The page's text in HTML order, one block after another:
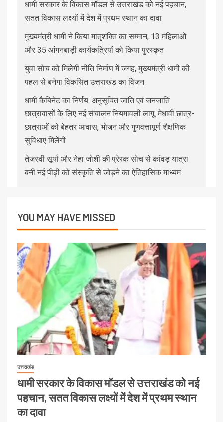
धामी सरकार के विकास मॉडल से उत्तराखंड को नई पहचान,
सतत विकास लक्ष्यों में देश में प्रथम स्थान का दावा
मुख्यमंत्री धामी ने किया मातृशक्ति का सम्मान, 13 महिलाओं
और 35 आंगनबाड़ी कार्यकत्रियों को किया पुरस्कृत
युवा सोच को मिलेगी नीति निर्माण में जगह, मुख्यमंत्री धामी की
पहल से बनेगा विकसित उत्तराखंड का विजन
धामी कैबिनेट का निर्णय: अनुसूचित जाति एवं जनजाति
छात्रावासों के लिए नई संचालन नियमावली लागू, मेधावी छात्र-
छात्राओं को बेहतर आवास, भोजन और गुणवत्तापूर्ण शैक्षणिक
सुविधाएं मिलेंगी
तेजस्वी सूर्या और नेहा जोशी की प्रेरक सोच से कांवड़ यात्रा
बनी नई पीढ़ी को संस्कृति से जोड़ने का ऐतिहासिक माध्यम
YOU MAY HAVE MISSED
उत्तराखंड
धामी सरकार के विकास मॉडल से उत्तराखंड को नई
पहचान, सतत विकास लक्ष्यों में देश में प्रथम स्थान
का दावा